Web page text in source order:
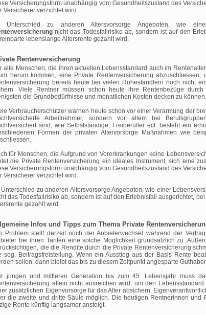
Versicherungsform unabhängig vom Gesundheitszustand des
Versicherer verzichtet wird.
Unterschied zu anderen Altersvorsorge Angeboten, wie
nicht das Todesfallrisiko ab, sondern ist auf den
lebenslange Altersrente gezahlt wird.
Rentenversicherung
alle Menschen, die ihren aktuellen Lebensstandard auch im
herum kommen, eine Private Rentenversicherung
bereits heute bei vielen Ruheständlern noch nicht
Viele Rentner müssen schon heute ihre Rentenbezüge
die Grundbedürfnisse und monatlichen Kosten decken zu können.
Verbraucherschützer warnen heute schon vor einer Verarmung der
Arbeitnehmer, sondern vor allem bei
sind, wie Selbstständige, Freiberufler ect. besteht ein
Formen der privaten Altervorsorge Maßnahmen wie
für Menschen, die Aufgrund von Vorerkrankungen keine
die Private Rentenversicherung ein ideales Instrument, sich eine
Versicherungsform unabhängig vom Gesundheitszustand des
Versicherer verzichtet wird.
Unterschied zu anderen Altersvorsorge Angeboten, wie einer
das Todesfallrisiko ab, sondern ist auf den Erlebnisfall ausgerichtet,
gezahlt wird.
Infos und Tipps zum Thema Private
Problem stellt derzeit noch der Anbieterwechsel während der
bei ihren Tarifen eine solche Möglichkeit grundsätzlich zu.
die die Rendite durch die Private Rentenversicherung
sog. Beitragsfreistellung. Wenn ein Ausstieg aus der Basis Rente
sollen, dann bleibt das bis zu diesem Zeitpunkt angesparte
jungen und mittleren Generation bis zum 45. Lebensjahr muss
allein nicht ausreichen wird, um den
zusätzlichen Eigenvorsorge für das Alter absichern.
die zweite und dritte Säule möglich. Die heutigen Rentnerinnen und
Rente künftig langsamer ansteigt.